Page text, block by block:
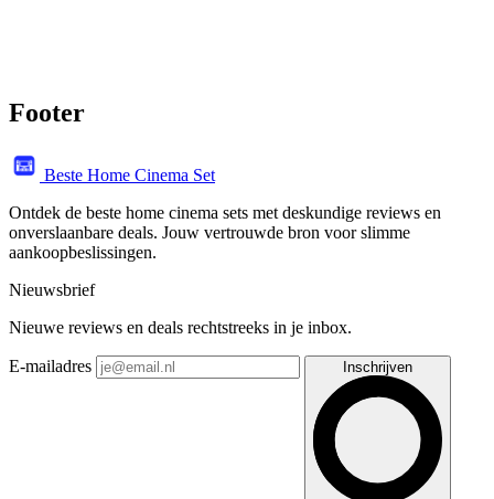
Footer
Beste Home Cinema Set
Ontdek de beste home cinema sets met deskundige reviews en
onverslaanbare deals. Jouw vertrouwde bron voor slimme
aankoopbeslissingen.
Nieuwsbrief
Nieuwe reviews en deals rechtstreeks in je inbox.
E-mailadres Inschrijven